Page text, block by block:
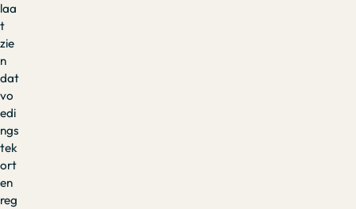
laa
t
zie
n
dat
vo
edi
ngs
tek
ort
en
reg